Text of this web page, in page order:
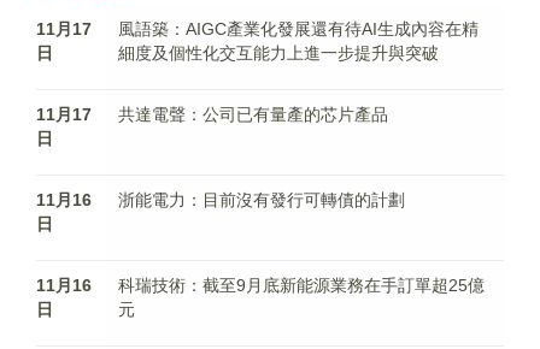
11月17
日
風語築：AIGC產業化發展還有待AI生成內容在精
細度及個性化交互能力上進一步提升與突破
11月17
日
共達電聲：公司已有量產的芯片產品
11月16
日
浙能電力：目前沒有發行可轉債的計劃
11月16
日
科瑞技術：截至9月底新能源業務在手訂單超25億
元